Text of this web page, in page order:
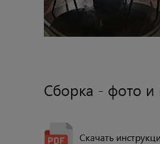
Сборка - фото и
Скачать